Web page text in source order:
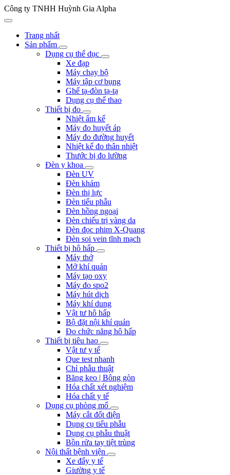
Công ty TNHH Huỳnh Gia Alpha
Trang nhất
Sản phẩm
Dụng cụ thể dục
Xe đạp
Máy chạy bộ
Máy tập cơ bụng
Ghế tạ-đòn tạ-tạ
Dụng cụ thể thao
Thiết bị đo
Nhiệt ẩm kế
Máy đo huyết áp
Máy đo đường huyết
Nhiệt kế đo thân nhiệt
Thước bị đo lường
Đèn y khoa
Đèn UV
Đèn khám
Đèn thị lực
Đèn tiểu phẫu
Đèn hồng ngoại
Đèn chiếu trị vàng da
Đèn đọc phim X-Quang
Đèn soi vein tĩnh mạch
Thiết bị hô hấp
Máy thở
Mở khí quản
Máy tạo oxy
Máy đo spo2
Máy hút dịch
Máy khí dung
Vật tư hô hấp
Bộ đặt nội khí quản
Đo chức năng hô hấp
Thiết bị tiêu hao
Vật tư y tế
Que test nhanh
Chỉ phẫu thuật
Băng keo | Bông gòn
Hóa chất xét nghiệm
Hóa chất y tế
Dụng cụ phòng mổ
Máy cắt đốt điện
Dụng cụ tiểu phẫu
Dụng cụ phẫu thuật
Bồn rửa tay tiệt trùng
Nội thất bệnh viện
Xe đẩy y tế
Giường y tế